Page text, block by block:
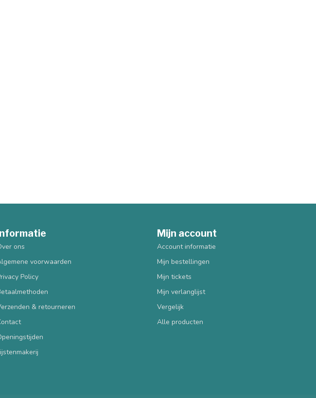
ons
voorwaarden
Policy
& retourneren
Mijn account
Account informatie
Mijn bestellingen
Mijn tickets
Mijn verlanglijst
Vergelijk
Alle producten